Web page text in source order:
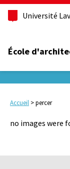
Université
École
Accueil >percer
no images were